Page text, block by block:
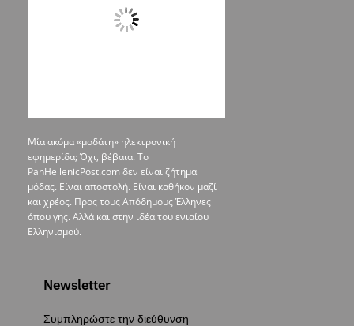
Μία ακόμα «μοδάτη» ηλεκτρονική
εφημερίδα; Όχι, βέβαια. To
PanHellenicPost.com δεν είναι ζήτημα
μόδας. Είναι αποστολή. Είναι καθήκον μαζί
και χρέος. Προς τους Απόδημους Έλληνες
όπου γης. Αλλά και στην ιδέα του ενιαίου
Ελληνισμού.
Newsletter
Συμπληρώστε την διεύθυνση